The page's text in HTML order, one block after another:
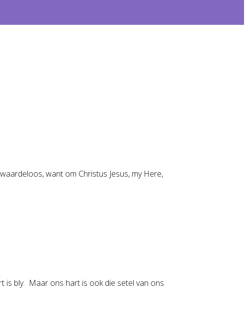
want om Christus Jesus, my Here,
is bly. Maar ons hart is ook die setel van ons